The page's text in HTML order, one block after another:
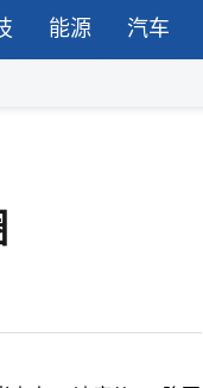
能源 汽车